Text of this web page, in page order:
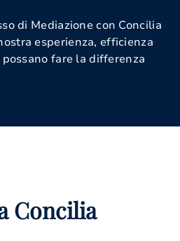
di Mediazione con Concilia
esperienza, efficienza
fare la differenza
Concilia